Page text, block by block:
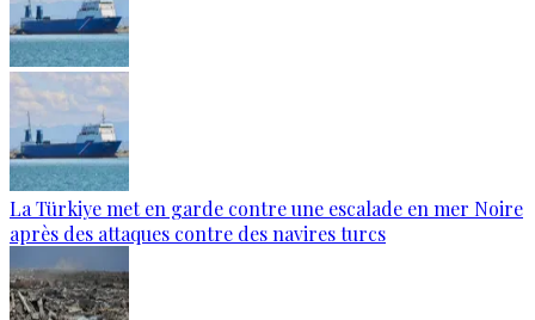
La Türkiye met en garde contre une escalade en mer Noire
après des attaques contre des navires turcs